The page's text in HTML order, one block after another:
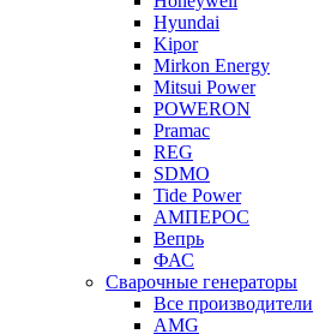
Hyundai
Kipor
Mirkon Energy
Mitsui Power
POWERON
Pramac
REG
SDMO
Tide Power
АМПЕРОС
Вепрь
ФАС
Сварочные генераторы
Все производители
AMG